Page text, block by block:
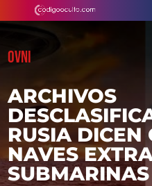
OVNI
ARCHIVOS
RUSIA DICEN
NAVES